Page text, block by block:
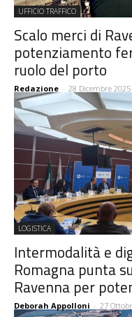
UFFICIO TRAFFICO
Scalo merci di
potenziamento
ruolo del porto
Redazione - 28 Dicembre 2025
LOGISTICA
Intermodalità e
Romagna punta
Ravenna per
Deborah Appolloni - 27